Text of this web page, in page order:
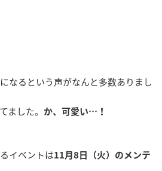
なるという声がなんと多数ありまし
ました。
か、可愛い…！
イベントは11月8日（火）のメンテ